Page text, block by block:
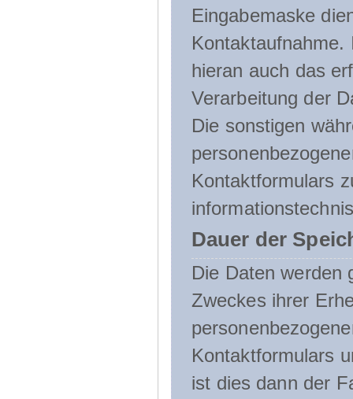
Eingabemaske
hieran auch das
Verarbeitung der
Die sonstigen
Kontaktformulars
Dauer der
Die Daten werden
Zweckes ihrer
Kontaktformulars
ist dies dann der